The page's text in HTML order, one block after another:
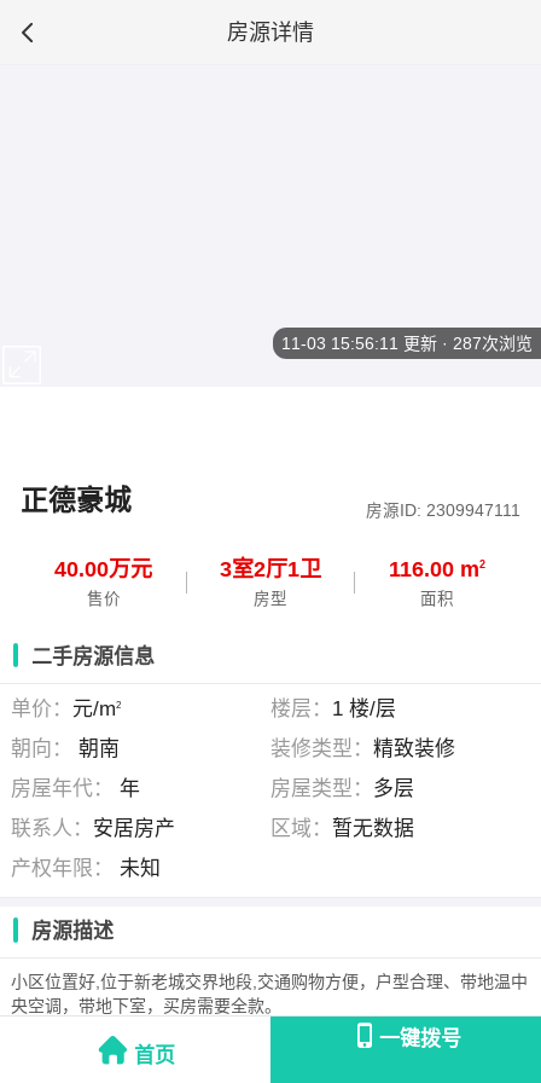
房源详情
正德豪城 房源ID: 2309947111
40.00万元
售价
3室2厅1卫
房型
116.00 m2
面积
首页
一键拨号
11-03 15:56:11 更新 · 287次浏览
二手房源信息
单价： 元/m2 楼层： 1 楼/层
朝向：
朝南 装修类型： 精致装修
房屋年代：
年 房屋类型： 多层
联系人： 安居房产 区域： 暂无数据
产权年限：
未知
房源描述
小区位置好,位于新老城交界地段,交通购物方便，户型合理、带地温中
央空调，带地下室，买房需要全款。